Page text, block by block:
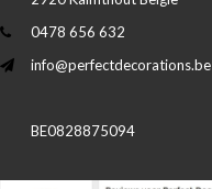
0478 656 632
info@perfectdecorations.be
BE0828875094